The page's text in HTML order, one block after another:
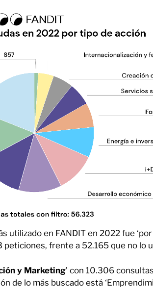
utilizado en FANDIT en 2022 fue ‘por
frente a 52.165 que no lo
y Marketing’ con 10.306
de lo más buscado está